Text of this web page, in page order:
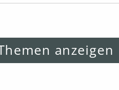
anzeigen